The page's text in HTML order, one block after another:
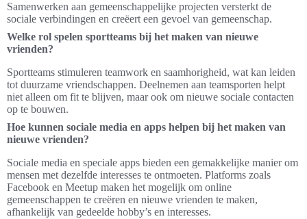
Samenwerken aan gemeenschappelijke projecten versterkt de
sociale verbindingen en creëert een gevoel van gemeenschap.
Welke rol spelen sportteams bij het maken van nieuwe
vrienden?
Sportteams stimuleren teamwork en saamhorigheid, wat kan leiden
tot duurzame vriendschappen. Deelnemen aan teamsporten helpt
niet alleen om fit te blijven, maar ook om nieuwe sociale contacten
op te bouwen.
Hoe kunnen sociale media en apps helpen bij het maken van
nieuwe vrienden?
Sociale media en speciale apps bieden een gemakkelijke manier om
mensen met dezelfde interesses te ontmoeten. Platforms zoals
Facebook en Meetup maken het mogelijk om online
gemeenschappen te creëren en nieuwe vrienden te maken,
afhankelijk van gedeelde hobby’s en interesses.